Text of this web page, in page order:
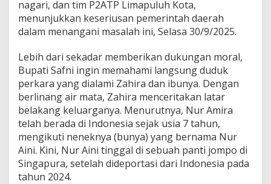
nagari, dan tim P2ATP Limapuluh Kota,
menunjukkan keseriusan pemerintah daerah
dalam menangani masalah ini, Selasa 30/9/2025.
Lebih dari sekadar memberikan dukungan moral,
Bupati Safni ingin memahami langsung duduk
perkara yang dialami Zahira dan ibunya. Dengan
berlinang air mata, Zahira menceritakan latar
belakang keluarganya. Menurutnya, Nur Amira
telah berada di Indonesia sejak usia 7 tahun,
mengikuti neneknya (bunya) yang bernama Nur
Aini. Kini, Nur Aini tinggal di sebuah panti jompo di
Singapura, setelah dideportasi dari Indonesia pada
tahun 2024.